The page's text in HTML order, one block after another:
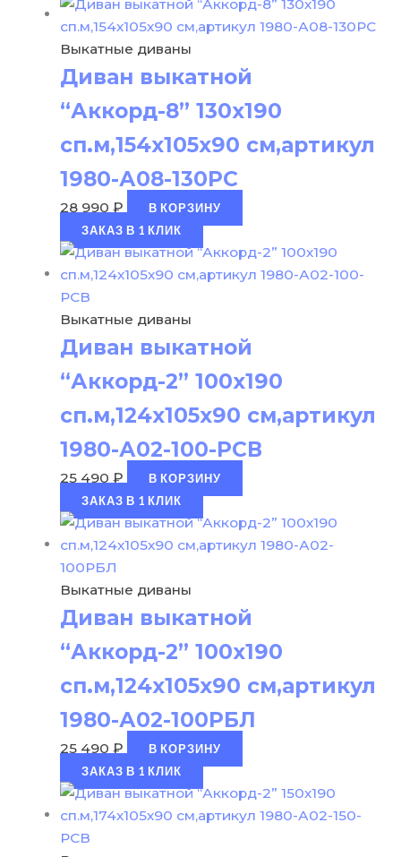
Выкатные диваны
Диван выкатной
“Аккорд-8” 130х190
сп.м,154х105х90 см,артикул
1980-А08-130РС
28 990 ₽
В КОРЗИНУ
ЗАКАЗ В 1 КЛИК
Выкатные диваны
Диван выкатной
“Аккорд-2” 100х190
сп.м,124х105х90 см,артикул
1980-А02-100-РСВ
25 490 ₽
В КОРЗИНУ
ЗАКАЗ В 1 КЛИК
Выкатные диваны
Диван выкатной
“Аккорд-2” 100х190
сп.м,124х105х90 см,артикул
1980-А02-100РБЛ
25 490 ₽
В КОРЗИНУ
ЗАКАЗ В 1 КЛИК